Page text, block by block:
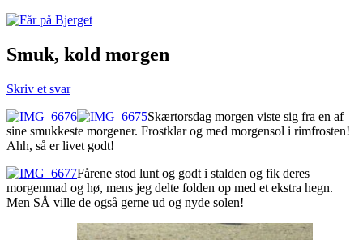
Smuk, kold morgen
Skriv et svar
Skærtorsdag morgen viste sig fra en af
sine smukkeste morgener. Frostklar og med morgensol i rimfrosten!
Ahh, så er livet godt!
Fårene stod lunt og godt i stalden og fik deres
morgenmad og hø, mens jeg delte folden op med et ekstra hegn.
Men SÅ ville de også gerne ud og nyde solen!